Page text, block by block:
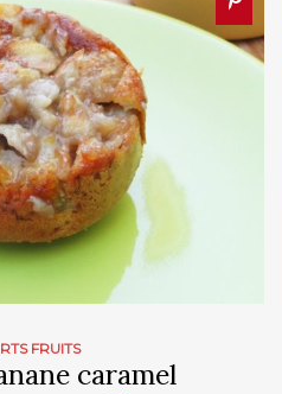
FRUITS
caramel